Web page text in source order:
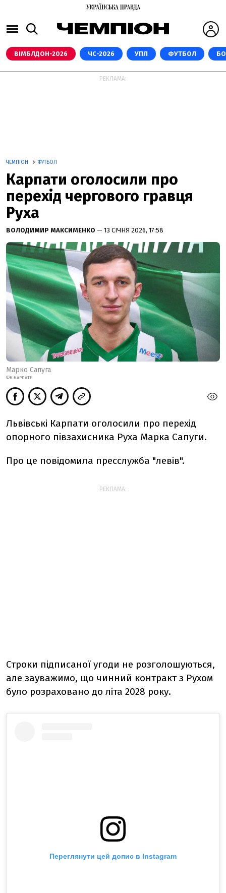
ВІМБЛДОН-2026 ЧС-2026 УПЛ ФУТБОЛ
РЕКЛАМА:
ЧЕМПІОН ФУТБОЛ
Карпати оголосили про
перехід чергового гравця
Руха
ВОЛОДИМИР МАКСИМЕНКО — 13 СІЧНЯ 2026, 17:58
Марко Сапуга
ФК КАРПАТИ
Львівські Карпати оголосили про перехід
опорного півзахисника Руха Марка Сапуги.
Про це повідомила пресслужба "левів".
РЕКЛАМА:
Строки підписаної угоди не розголошуються,
але зауважимо, що чинний контракт з Рухом
було розраховано до літа 2028 року.
Переглянути цей допис в Instagram